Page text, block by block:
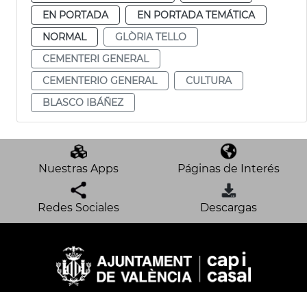
EN PORTADA
EN PORTADA TEMÁTICA
NORMAL
GLÒRIA TELLO
CEMENTERI GENERAL
CEMENTERIO GENERAL
CULTURA
BLASCO IBÁÑEZ
Nuestras Apps Páginas de Interés
Redes Sociales Descargas